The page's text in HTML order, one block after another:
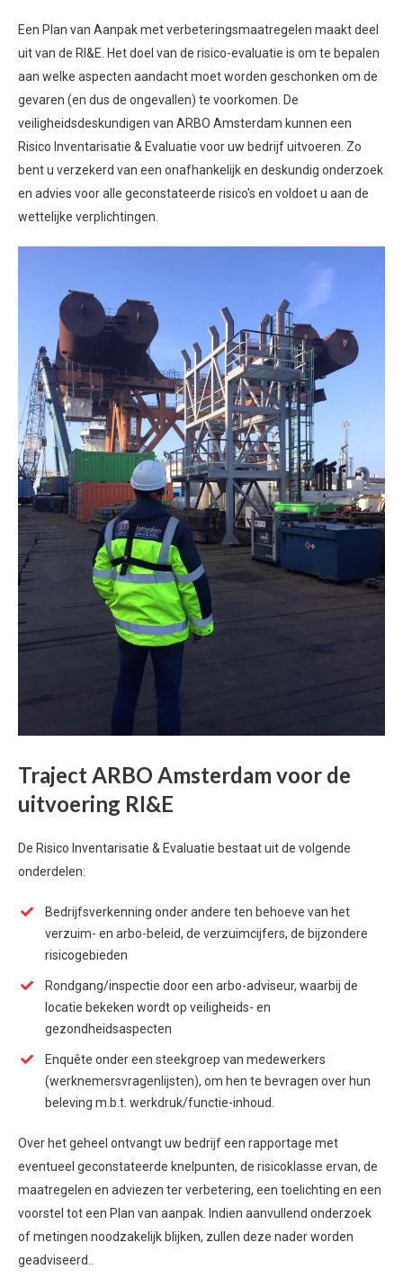
Een Plan van Aanpak met verbeteringsmaatregelen maakt deel
uit van de RI&E. Het doel van de risico-evaluatie is om te bepalen
aan welke aspecten aandacht moet worden geschonken om de
gevaren (en dus de ongevallen) te voorkomen. De
veiligheidsdeskundigen van ARBO Amsterdam kunnen een
Risico Inventarisatie & Evaluatie voor uw bedrijf uitvoeren. Zo
bent u verzekerd van een onafhankelijk en deskundig onderzoek
en advies voor alle geconstateerde risico's en voldoet u aan de
wettelijke verplichtingen.
Traject ARBO Amsterdam voor de
uitvoering RI&E
De Risico Inventarisatie & Evaluatie bestaat uit de volgende
onderdelen:
Bedrijfsverkenning onder andere ten behoeve van het
verzuim- en arbo-beleid, de verzuimcijfers, de bijzondere
risicogebieden
Rondgang/inspectie door een arbo-adviseur, waarbij de
locatie bekeken wordt op veiligheids- en
gezondheidsaspecten
Enquête onder een steekgroep van medewerkers
(werknemersvragenlijsten), om hen te bevragen over hun
beleving m.b.t. werkdruk/functie-inhoud.
Over het geheel ontvangt uw bedrijf een rapportage met
eventueel geconstateerde knelpunten, de risicoklasse ervan, de
maatregelen en adviezen ter verbetering, een toelichting en een
voorstel tot een Plan van aanpak. Indien aanvullend onderzoek
of metingen noodzakelijk blijken, zullen deze nader worden
geadviseerd..